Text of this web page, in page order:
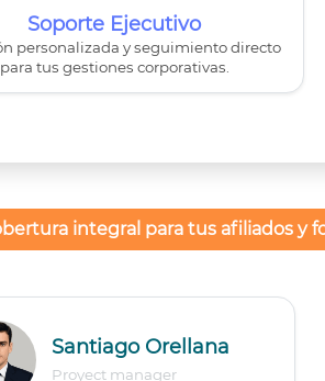
Soporte Ejecutivo
personalizada y seguimiento directo
para tus gestiones corporativas.
integral para tus afiliados y
Santiago Orellana
Proyect manager